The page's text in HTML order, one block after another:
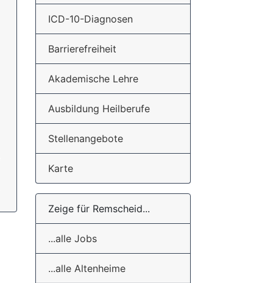
ICD-10-Diagnosen
Barrierefreiheit
Akademische Lehre
Ausbildung Heilberufe
Stellenangebote
Karte
Zeige für Remscheid...
...alle Jobs
...alle Altenheime